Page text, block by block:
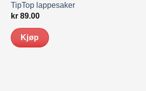
TipTop lappesaker
kr89.00
Kjøp